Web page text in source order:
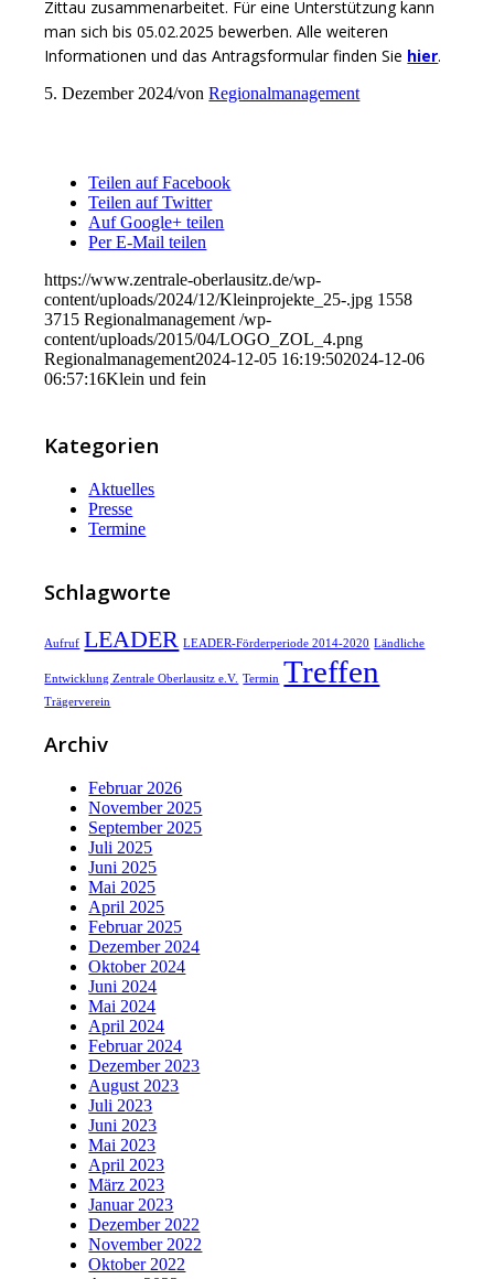
Zittau zusammenarbeitet. Für eine Unterstützung kann
man sich bis 05.02.2025 bewerben. Alle weiteren
Informationen und das Antragsformular finden Sie hier.
5. Dezember 2024/vonRegionalmanagement
Teilen auf Facebook
Teilen auf Twitter
Auf Google+ teilen
Per E-Mail teilen
https://www.zentrale-oberlausitz.de/wp-
content/uploads/2024/12/Kleinprojekte_25-.jpg 1558
3715 Regionalmanagement /wp-
content/uploads/2015/04/LOGO_ZOL_4.png
Regionalmanagement2024-12-05 16:19:502024-12-06
06:57:16Klein und fein
Kategorien
Aktuelles
Presse
Termine
Schlagworte
Aufruf LEADER LEADER-Förderperiode 2014-2020 Ländliche
Entwicklung Zentrale Oberlausitz e.V. Termin Treffen
Trägerverein
Archiv
Februar 2026
November 2025
September 2025
Juli 2025
Juni 2025
Mai 2025
April 2025
Februar 2025
Dezember 2024
Oktober 2024
Juni 2024
Mai 2024
April 2024
Februar 2024
Dezember 2023
August 2023
Juli 2023
Juni 2023
Mai 2023
April 2023
März 2023
Januar 2023
Dezember 2022
November 2022
Oktober 2022